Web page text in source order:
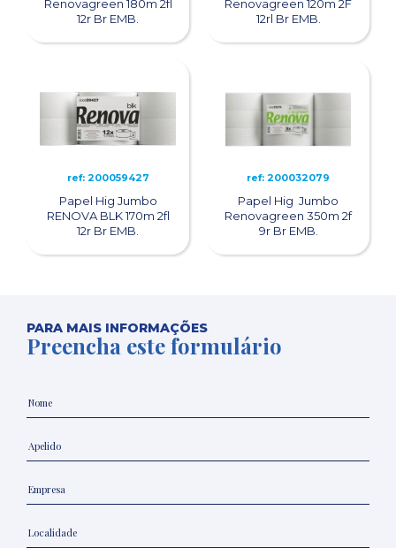
Renovagreen 180m 2fl
12r Br EMB.
Renovagreen 120m 2F
12rl Br EMB.
ref: 200059427
Papel Hig Jumbo
RENOVA BLK 170m 2fl
12r Br EMB.
ref: 200032079
Papel Hig Jumbo
Renovagreen 350m 2f
9r Br EMB.
PARA MAIS INFORMAÇÕES
Preencha este formulário